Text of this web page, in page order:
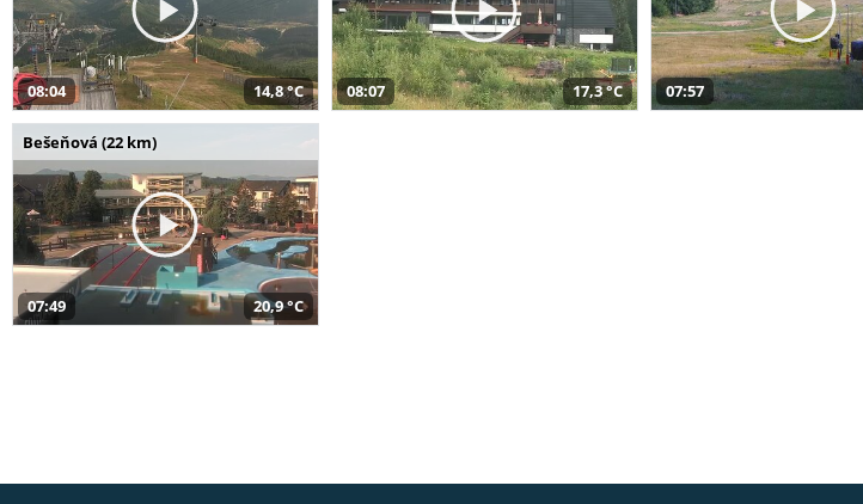
08:04 14,8 °C 08:07 17,3 °C 07:57
Bešeňová (22 km)
07:49 20,9 °C